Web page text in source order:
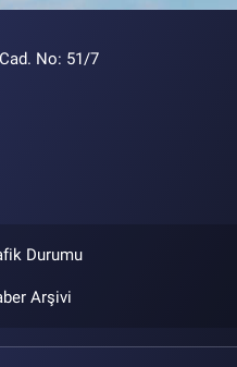
No: 51/7
Durumu
Arşivi